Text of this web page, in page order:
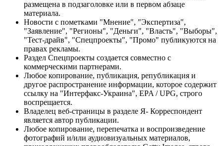
размещена в подзаголовке или в первом абзаце
материала.
Новости с пометками "Мнение", "Экспертиза",
"Заявление", "Регионы", "Деньги", "Власть", "Выборы",
"Тест-драйв", "Спецпроекты", "Промо" публикуются на
правах рекламы.
Раздел Спецпроекты создается совместно с
коммерческими партнерами.
Любое копирование, публикация, републикация и
другое распространение информации, которое содержит
ссылку на "Интерфакс-Украина", EPA / UPG, строго
воспрещается.
Владелец веб-страницы в разделе Я- Корреспондент
является автор публикации.
Любое копирование, перепечатка и воспроизведение
фотографий и/или аудиовизуальных материалов,